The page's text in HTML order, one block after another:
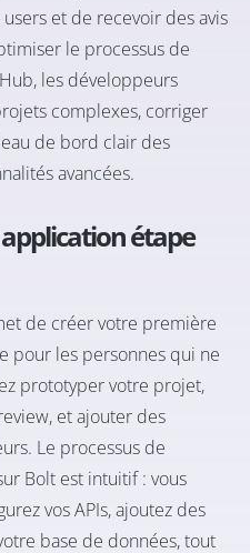
et de recevoir des avis
le processus de
les développeurs
complexes, corriger
de bord clair des
avancées.
étape
de créer votre première
pour les personnes qui ne
prototyper votre projet,
et ajouter des
Le processus de
Bolt est intuitif : vous
vos APIs, ajoutez des
base de données, tout